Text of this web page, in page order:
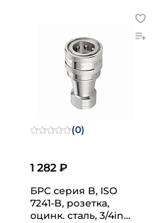
(0)
1 282 ₽
БРС серия B, ISO
7241-B, розетка,
оцинк. сталь, 3/4in